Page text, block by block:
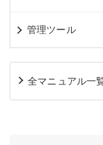
管理ツール
全マニュアル一